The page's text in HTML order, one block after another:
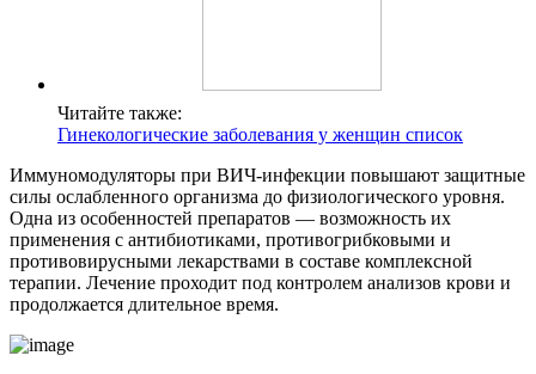
Читайте также:
Гинекологические заболевания у женщин список
Иммуномодуляторы при ВИЧ-инфекции повышают защитные
силы ослабленного организма до физиологического уровня.
Одна из особенностей препаратов — возможность их
применения с антибиотиками, противогрибковыми и
противовирусными лекарствами в составе комплексной
терапии. Лечение проходит под контролем анализов крови и
продолжается длительное время.